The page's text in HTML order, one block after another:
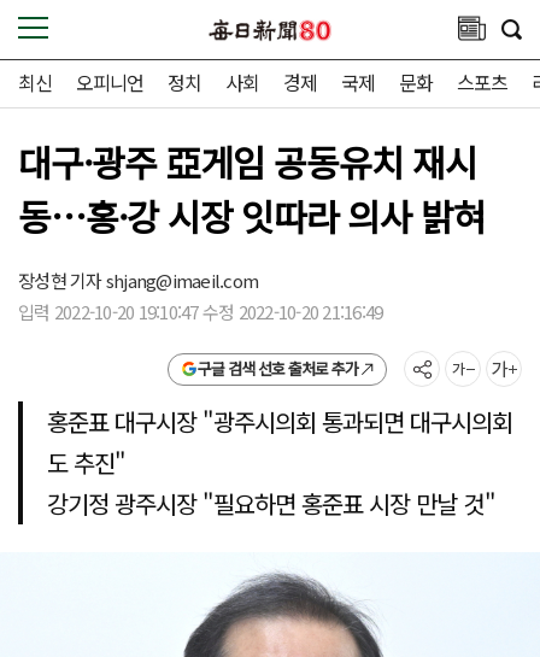
최신 오피니언 정치 사회 경제 국제 문화 스포츠
대구·광주 亞게임 공동유치 재시
동…홍·강 시장 잇따라 의사 밝혀
장성현 기자shjang@imaeil.com
입력 2022-10-20 19:10:47 수정 2022-10-20 21:16:49
구글 검색 선호 출처로 추가
홍준표 대구시장 "광주시의회 통과되면 대구시의회
도 추진"
강기정 광주시장 "필요하면 홍준표 시장 만날 것"